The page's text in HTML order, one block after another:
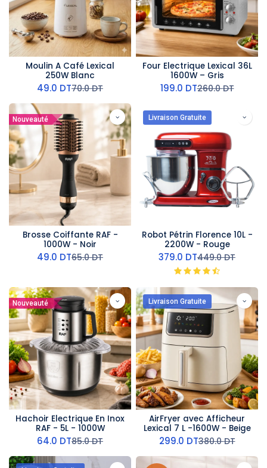
Moulin A Café Lexical
250W Blanc
49.0 DT70.0DT
Four Electrique Lexical 36L
1600W – Gris
199.0 DT260.0DT
Nouveauté
Brosse Coiffante RAF -
1000W - Noir
49.0 DT65.0DT
Livraison Gratuite
Robot Pétrin Florence 10L -
2200W - Rouge
379.0 DT449.0DT
Nouveauté
Hachoir Electrique En Inox
RAF - 5L - 1000W
64.0 DT85.0DT
Livraison Gratuite
AirFryer avec Afficheur
Lexical 7 L -1600W - Beige
299.0 DT380.0DT